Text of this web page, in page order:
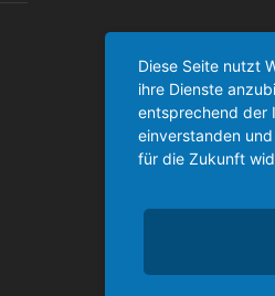
Diese Seite nutzt
ihre Dienste
entsprechend der
einverstanden
für die Zukunft